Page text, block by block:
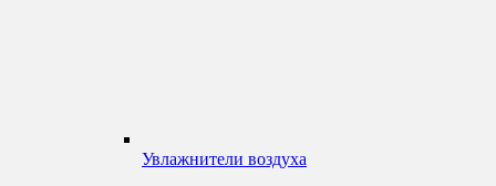
Увлажнители воздуха